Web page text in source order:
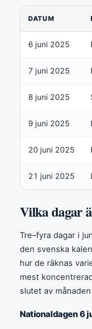
DATUM
6 juni 2025
7 juni 2025
8 juni 2025
9 juni 2025
20 juni 2025
21 juni 2025
Vilka dagar
Tre–fyra dagar i
den svenska
hur de räknas
mest
slutet av månaden.
Nationaldagen 6